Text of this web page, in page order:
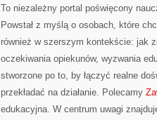
To niezależny portal poświęcony
Powstał z myślą o osobach, które
również w szerszym kontekście: jak
oczekiwania opiekunów, wyzwania
stworzone po to, by łączyć realne
przekładać na działanie. Polecamy
edukacyjna. W centrum uwagi